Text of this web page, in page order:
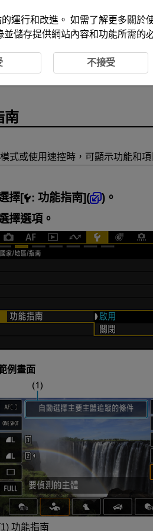
南
式或使用速控時，可顯示功能和項
擇[ : 功能指南](
)。
擇選項。
例畫面
功能指南
運行和改進。 如需了解更多關於
並儲存提供網站內容和功能所需的
不接受